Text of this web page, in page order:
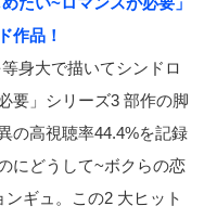
作品！
身大で描いてシンドロ
要」シリーズ3 部作の脚
の高視聴率44.4%を記録
にどうして~ボクらの恋
ギュ。この2 大ヒット